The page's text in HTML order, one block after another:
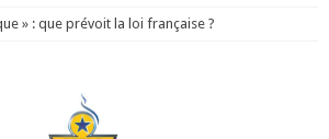
» : que prévoit la loi française ?